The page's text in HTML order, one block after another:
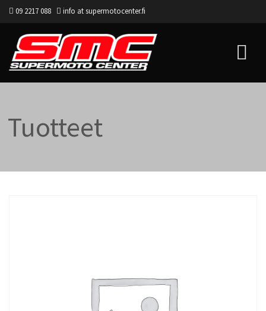
09 2217 088 info at supermotocenter.fi
Tuotteet